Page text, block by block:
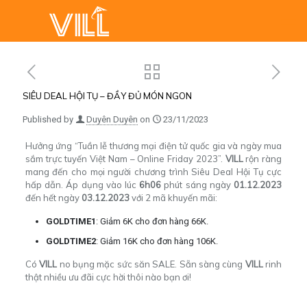
SIÊU DEAL HỘI TỤ – ĐẦY ĐỦ MÓN NGON
Published by Duyên Duyên on 23/11/2023
Hưởng ứng “Tuần lễ thương mại điện tử quốc gia và ngày mua
sắm trực tuyến Việt Nam – Online Friday 2023”. VILLrộn ràng
mang đến cho mọi người chương trình Siêu Deal Hội Tụ cực
hấp dẫn. Áp dụng vào lúc 6h06 phút sáng ngày01.12.2023
đến hết ngày 03.12.2023với 2 mã khuyến mãi:
GOLDTIME1 : Giảm 6K cho đơn hàng 66K.
GOLDTIME2: Giảm 16K cho đơn hàng 106K.
CóVILL no bụng mặc sức săn SALE. Sẵn sàng cùng VILLrinh
thật nhiều ưu đãi cực hời thôi nào bạn ơi!